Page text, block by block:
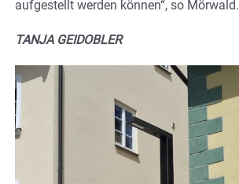
aufgestellt werden können“, so Mörwald.
TANJA GEIDOBLER